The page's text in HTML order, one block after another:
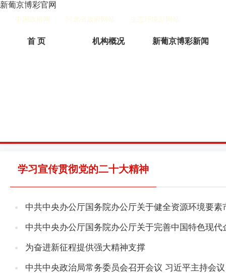
新葡京博彩官网
中国政府网 河北省政府网站 生态环境部网站
首 页 机构概况 新葡京博彩新闻
学习宣传贯彻党的二十大精神
中共中央办公厅国务院办公厅关于健全资源环境要
中共中央办公厅国务院办公厅关于完善中国特色现代
为奋进新征程提供强大精神支撑
中共中央政治局常务委员会召开会议 习近平主持会议